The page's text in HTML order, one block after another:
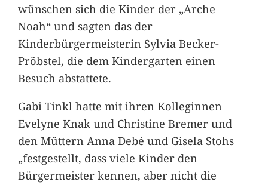
wünschen sich die Kinder der „Arche
Noah“ und sagten das der
Kinderbürgermeisterin Sylvia Becker-
Pröbstel, die dem Kindergarten einen
Besuch abstattete.
Gabi Tinkl hatte mit ihren Kolleginnen
Evelyne Knak und Christine Bremer und
den Müttern Anna Debé und Gisela Stohs
„festgestellt, dass viele Kinder den
Bürgermeister kennen, aber nicht die